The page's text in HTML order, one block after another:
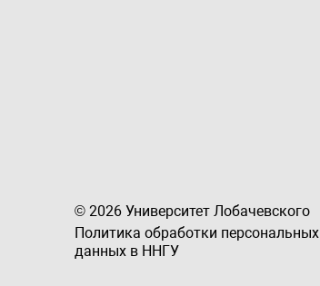
© 2026 Университет Лобачевского
Политика обработки персональных
данных в ННГУ